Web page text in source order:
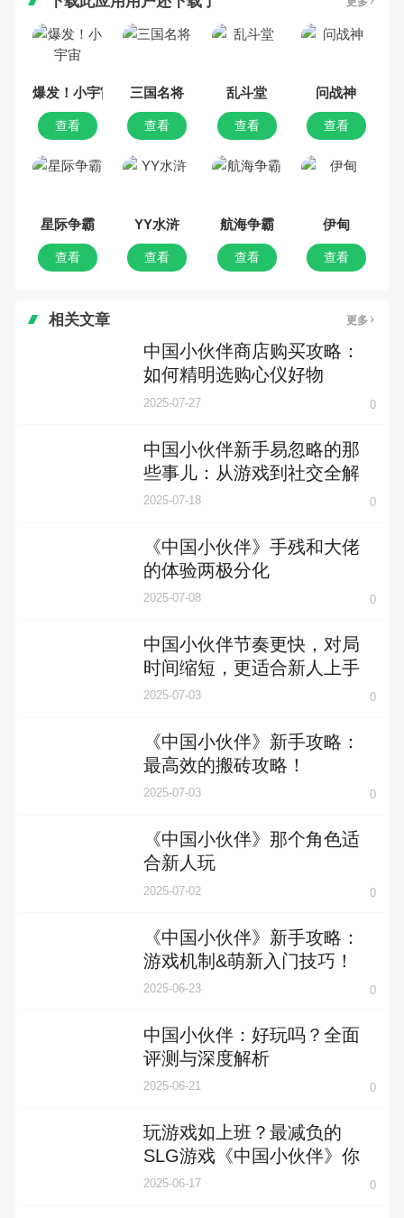
爆发！小宇宙
查看
三国名将
查看
乱斗堂
查看
问战神
查看
星际争霸
查看
YY水浒
查看
航海争霸
查看
伊甸
查看
相关文章 更多
中国小伙伴商店购买攻略：
如何精明选购心仪好物
2025-07-27 0
中国小伙伴新手易忽略的那
些事儿：从游戏到社交全解
析
2025-07-18 0
《中国小伙伴》手残和大佬
的体验两极分化
2025-07-08 0
中国小伙伴节奏更快，对局
时间缩短，更适合新人上手
2025-07-03 0
《中国小伙伴》新手攻略：
最高效的搬砖攻略！
2025-07-03 0
《中国小伙伴》那个角色适
合新人玩
2025-07-02 0
《中国小伙伴》新手攻略：
游戏机制&萌新入门技巧！
2025-06-23 0
中国小伙伴：好玩吗？全面
评测与深度解析
2025-06-21 0
玩游戏如上班？最减负的
SLG游戏《中国小伙伴》你
玩了吗？
2025-06-17 0